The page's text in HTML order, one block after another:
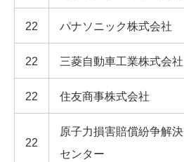
22 パナソニック株式会社
22 三菱自動車工業株式会社
22 住友商事株式会社
22
原子力損害賠償紛争解決
センター